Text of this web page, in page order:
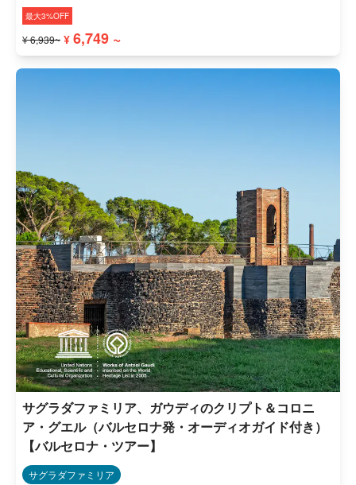
最大3%OFF
¥ 6,939~ ¥ 6,749 ~
サグラダファミリア、ガウディのクリプト＆コロニ
ア・グエル（バルセロナ発・オーディオガイド付き）
【バルセロナ・ツアー】
サグラダファミリア